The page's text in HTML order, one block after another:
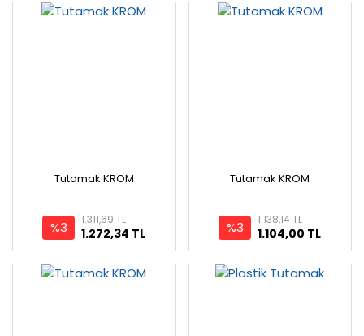
Tutamak KROM
%3 1.272,34 TL
1.311,69 TL
Tutamak KROM
%3 1.104,00 TL
1.138,14 TL